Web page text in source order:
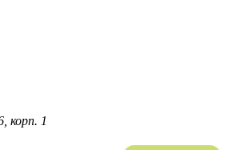
корп. 1